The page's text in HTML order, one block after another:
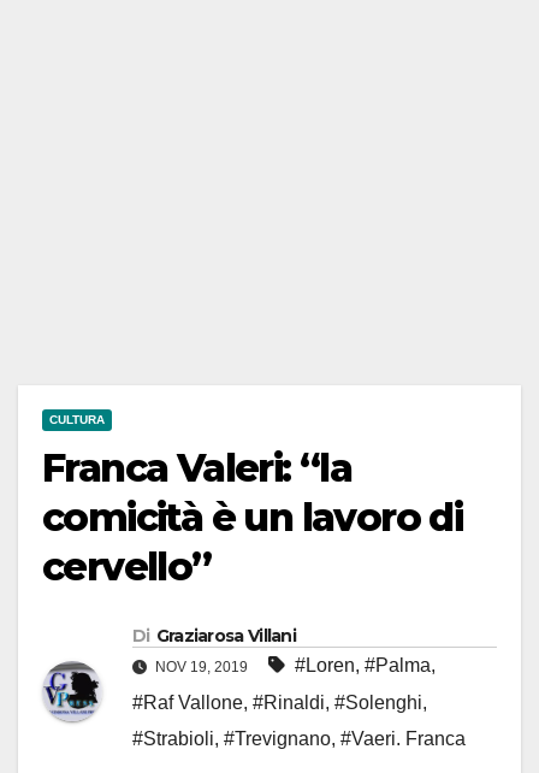
CULTURA
Franca Valeri: “la
comicità è un lavoro di
cervello”
Di Graziarosa Villani
NOV 19, 2019 #Loren, #Palma,
#Raf Vallone, #Rinaldi, #Solenghi,
#Strabioli, #Trevignano, #Vaeri. Franca